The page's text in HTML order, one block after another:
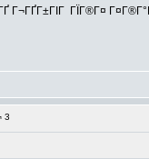
Г¬ГҐГ±ГІГ ГЇГ®Г¤
3